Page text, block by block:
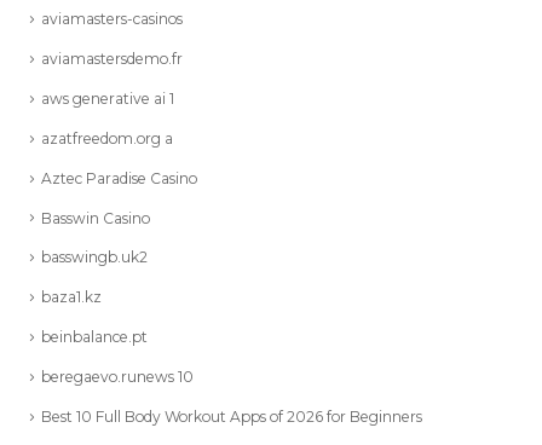
aviamasters-casinos
aviamastersdemo.fr
aws generative ai 1
azatfreedom.org a
Aztec Paradise Casino
Basswin Casino
basswingb.uk2
baza1.kz
beinbalance.pt
beregaevo.runews 10
Best 10 Full Body Workout Apps of 2026 for Beginners